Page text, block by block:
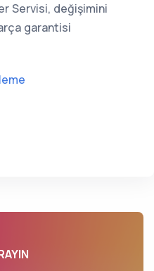
Servisi, değişimini
garantisi